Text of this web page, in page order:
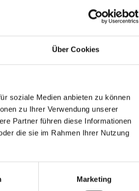
Über Cookies
soziale Medien anbieten zu können
zu Ihrer Verwendung unserer
Partner führen diese Informationen
die sie im Rahmen Ihrer Nutzung
Marketing